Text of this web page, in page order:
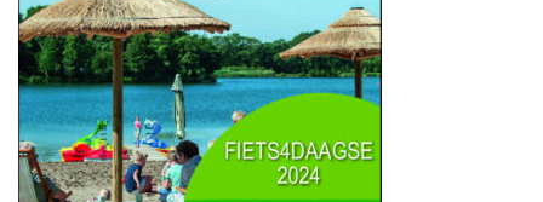
Overnachten 2026
Foto’s
Hoofdsponsoren
Contact
WFevenementen